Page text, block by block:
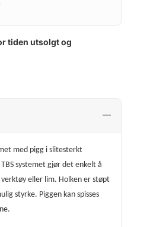
tiden utsolgt og
med pigg i slitesterkt
systemet gjør det enkelt å
eller lim. Holken er støpt
styrke. Piggen kan spisses